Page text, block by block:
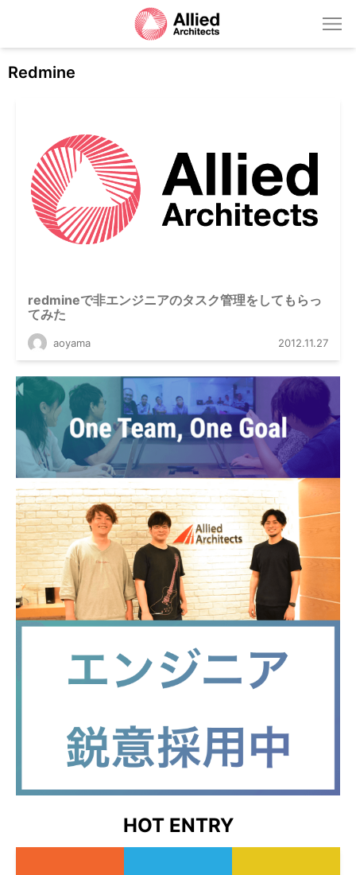
Redmine
redmineで非エンジニアのタスク管理をしてもらっ
てみた
aoyama 2012.11.27
HOT ENTRY